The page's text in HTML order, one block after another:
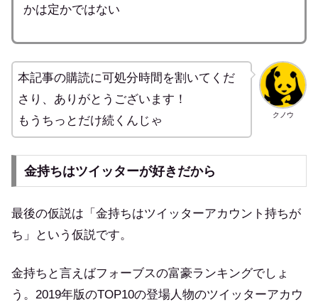
かは定かではない
クノウ
本記事の購読に可処分時間を割いてくだ
さり、ありがとうございます！
もうちっとだけ続くんじゃ
金持ちはツイッターが好きだから
最後の仮説は「金持ちはツイッターアカウント持ちが
ち」という仮説です。
金持ちと言えばフォーブスの富豪ランキングでしょ
う。2019年版のTOP10の登場人物のツイッターアカウ